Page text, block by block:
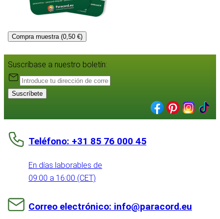
Compra muestra (0,50 €)
Suscríbase a nuestro boletín:
Suscríbete
Teléfono: +31 85 76 000 45
En días laborables de
09:00 a 16:00 (CET)
Correo electrónico: info@paracord.eu